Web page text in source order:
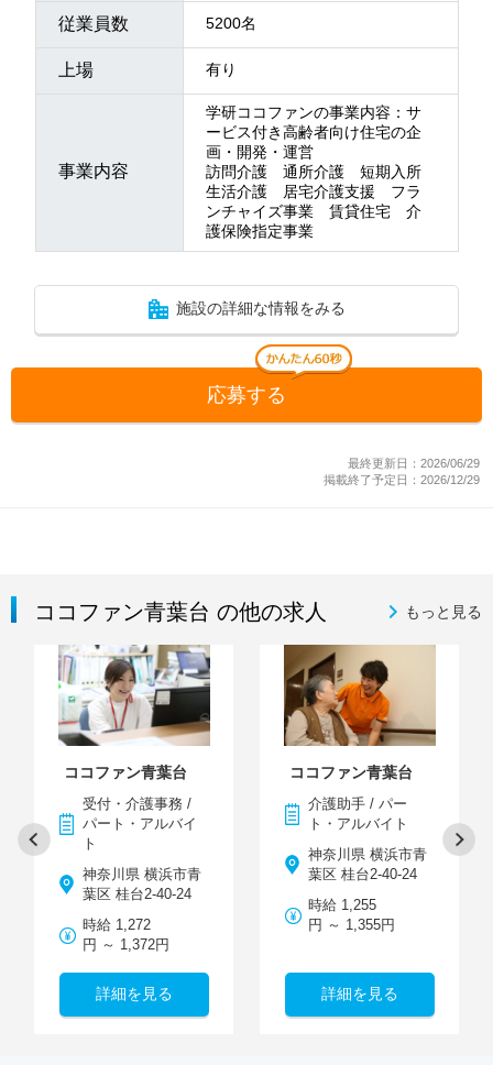
従業員数 5200名
上場 有り
事業内容
学研ココファンの事業内容：サ
ービス付き高齢者向け住宅の企
画・開発・運営
訪問介護 通所介護 短期入所
生活介護 居宅介護支援 フラ
ンチャイズ事業 賃貸住宅 介
護保険指定事業
施設の詳細な情報をみる
応募する
最終更新日：2026/06/29
掲載終了予定日：2026/12/29
ココファン青葉台 の他の求人 もっと見る
ココファン青葉台
受付・介護事務 /
パート・アルバイ
ト
神奈川県 横浜市青
葉区 桂台2-40-24
時給 1,272
円 ～ 1,372円
詳細を見る
ココファン青葉台
介護助手 / パー
ト・アルバイト
神奈川県 横浜市青
葉区 桂台2-40-24
時給 1,255
円 ～ 1,355円
詳細を見る